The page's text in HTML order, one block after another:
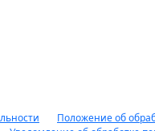
Положение об